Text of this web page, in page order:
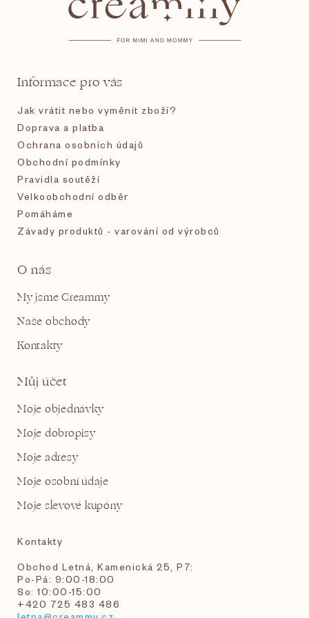
Informace pro vás
Jak vrátit nebo vyměnit zboží?
Doprava a platba
Ochrana osobních údajů
Obchodní podmínky
Pravidla soutěží
Velkoobchodní odběr
Pomáháme
Závady produktů - varování od výrobců
O nás
My jsme Creammy
Naše obchody
Kontakty
Můj účet
Moje objednávky
Moje dobropisy
Moje adresy
Moje osobní údaje
Moje slevové kupóny
Kontakty
Obchod Letná, Kamenická 25, P7:
Po-Pá: 9:00-18:00
So: 10:00-15:00
+420 725 483 486